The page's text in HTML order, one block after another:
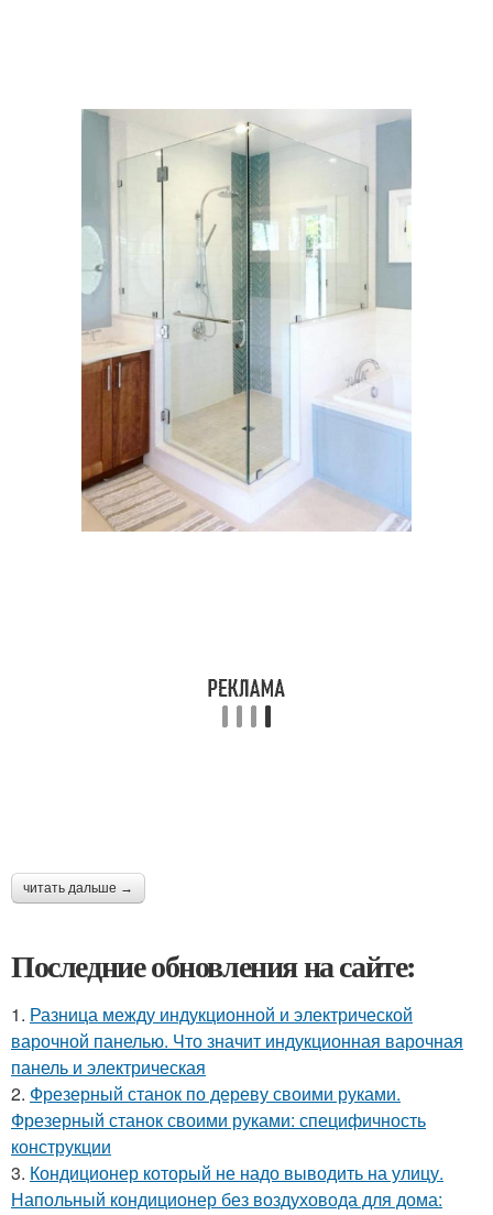
читать дальше →
Последние обновления на сайте:
1. Разница между индукционной и электрической
варочной панелью. Что значит индукционная варочная
панель и электрическая
2. Фрезерный станок по дереву своими руками.
Фрезерный станок своими руками: специфичность
конструкции
3. Кондиционер который не надо выводить на улицу.
Напольный кондиционер без воздуховода для дома: